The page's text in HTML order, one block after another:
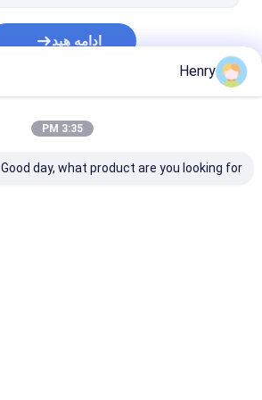
ادامه هید
Henry
3:35 PM
Good day, what product are you looking for?